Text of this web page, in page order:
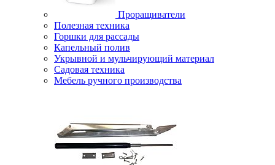
Проращиватели
Полезная техника
Горшки для рассады
Капельный полив
Укрывной и мульчирующий материал
Садовая техника
Мебель ручного производства